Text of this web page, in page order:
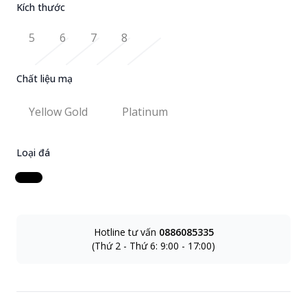
Kích thước
Kích thước nhẫn
5 6 7 8
Chất liệu mạ
Chọn chất liệu mạ
Yellow Gold
Yellow Gold Platinum
Platinum
Loại đá
Chọn loại đá
Hotline tư vấn 0886085335
(Thứ 2 - Thứ 6: 9:00 - 17:00)